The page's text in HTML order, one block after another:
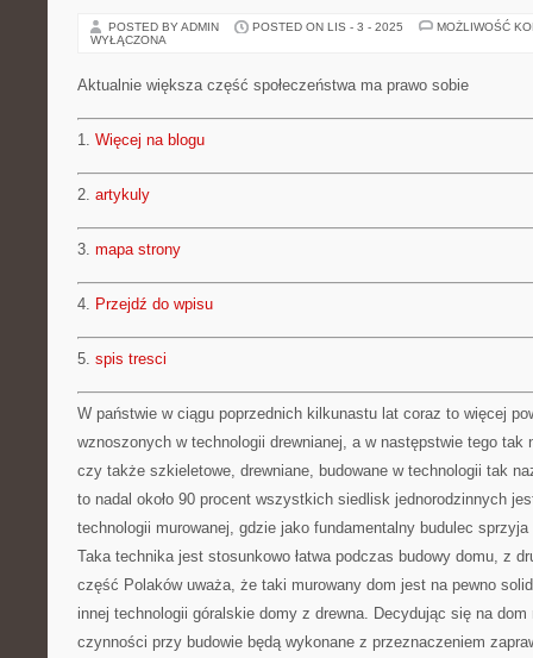
POSTED BY ADMIN POSTED ON LIS - 3 - 2025
MOŻLIWOŚĆ
WYŁĄCZONA
Aktualnie większa część społeczeństwa ma prawo sobie
1. Więcej na blogu
2. artykuly
3. mapa strony
4. Przejdź do wpisu
5. spis tresci
W państwie w ciągu poprzednich kilkunastu lat coraz to więcej
wznoszonych w technologii drewnianej, a w następstwie tego tak
czy także szkieletowe, drewniane, budowane w technologii tak
to nadal około 90 procent wszystkich siedlisk jednorodzinnych
technologii murowanej, gdzie jako fundamentalny budulec
Taka technika jest stosunkowo łatwa podczas budowy domu, z
część Polaków uważa, że taki murowany dom jest na pewno
innej technologii góralskie domy z drewna. Decydując się na
czynności przy budowie będą wykonane z przeznaczeniem